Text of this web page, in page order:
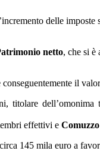
delle
netto, che si è
il
titolare
effettivi e
145 mila euro a